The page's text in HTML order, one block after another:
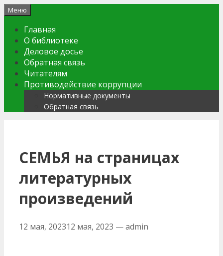
Меню
Главная
О библиотеке
Деловое досье
Обратная связь
Читателям
Противодействие коррупции
Нормативные документы
Обратная связь
СЕМЬЯ на страницах
литературных
произведений
12 мая, 202312 мая, 2023 —admin